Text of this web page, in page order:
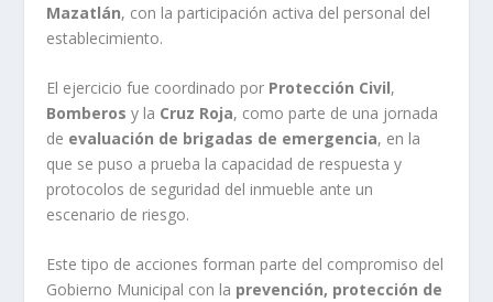
Mazatlán, con la participación activa del personal del
establecimiento.
El ejercicio fue coordinado por Protección Civil,
Bomberos y la Cruz Roja, como parte de una jornada
de evaluación de brigadas de emergencia, en la
que se puso a prueba la capacidad de respuesta y
protocolos de seguridad del inmueble ante un
escenario de riesgo.
Este tipo de acciones forman parte del compromiso del
Gobierno Municipal con la prevención, protección de